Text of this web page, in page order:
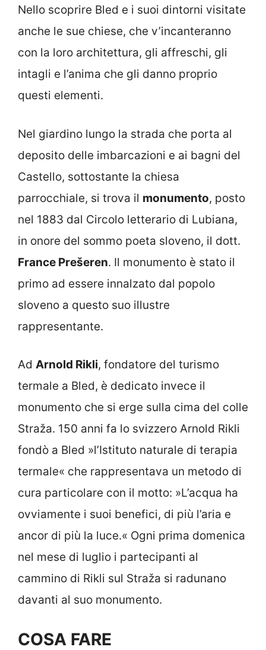
Nello scoprire Bled e i suoi dintorni visitate
anche le sue chiese, che v’incanteranno
con la loro architettura, gli affreschi, gli
intagli e l’anima che gli danno proprio
questi elementi.
Nel giardino lungo la strada che porta al
deposito delle imbarcazioni e ai bagni del
Castello, sottostante la chiesa
parrocchiale, si trova il monumento, posto
nel 1883 dal Circolo letterario di Lubiana,
in onore del sommo poeta sloveno, il dott.
France Prešeren. Il monumento è stato il
primo ad essere innalzato dal popolo
sloveno a questo suo illustre
rappresentante.
Ad Arnold Rikli, fondatore del turismo
termale a Bled, è dedicato invece il
monumento che si erge sulla cima del colle
Straža. 150 anni fa lo svizzero Arnold Rikli
fondò a Bled »l’Istituto naturale di terapia
termale« che rappresentava un metodo di
cura particolare con il motto: »L’acqua ha
ovviamente i suoi benefici, di più l’aria e
ancor di più la luce.« Ogni prima domenica
nel mese di luglio i partecipanti al
cammino di Rikli sul Straža si radunano
davanti al suo monumento.
COSA FARE